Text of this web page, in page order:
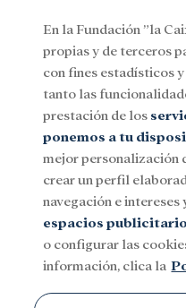
Menu
SocialInvestigación y
En la Fundación ”la
propias y de terceros
con fines estadísticos
tanto las
prestación de los
ponemos a tu
mejor personalización
crear un perfil
navegación e intereses
espacios
o configurar las
información, clica la